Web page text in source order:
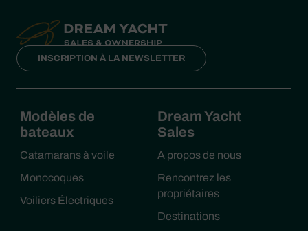
INSCRIPTION À LA NEWSLETTER
Modèles de
bateaux
Catamarans à voile
Monocoques
Voiliers Électriques
Dream Yacht
Sales
A propos de nous
Rencontrez les
propriétaires
Destinations